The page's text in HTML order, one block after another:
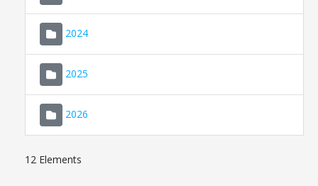
2024
2025
2026
12 Elements